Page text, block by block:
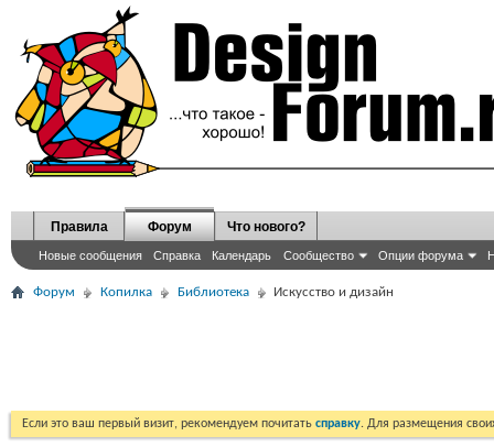
Правила Форум
Новые сообщения Справка Календарь Сообщество Опции форума
Что нового?
Форум Копилка Библиотека Искусство и дизайн
Если это ваш первый визит, рекомендуем почитать справку. Для размещения